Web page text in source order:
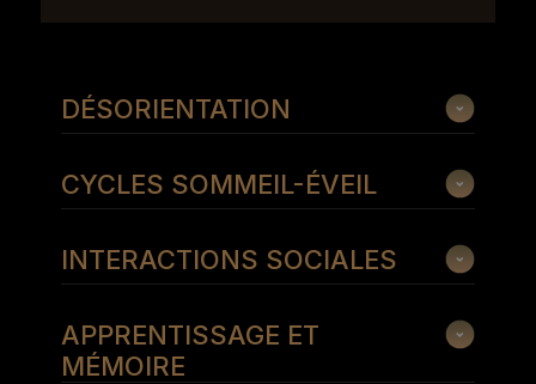
DÉSORIENTATION
CYCLES SOMMEIL-ÉVEIL
INTERACTIONS SOCIALES
APPRENTISSAGE ET
MÉMOIRE